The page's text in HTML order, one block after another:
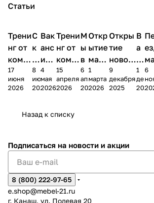
Статьи
Трени
нг от
комп
ании
Мело
17
июня
2026
С
к
и
д
к
2
8
июня
2026
Вак
анс
ия в
Чеб
окс
4
мая
2026
Трени
нг от
комп
ании
Мело
15
апреля
2026
М
ы
в
М
А
6
апреля
2026
Откр
ытие
мага
зина
в
1
марта
2026
Откры
тие
новог
о
магаз
9
декабря
2025
В
а
к
а
н
1
2025
г.
6
Назад к списку
Подписаться на новости и акции
8 (800) 222-97-65
e.shop@mebel-21.ru
г. Канаш, ул. Полевая 20